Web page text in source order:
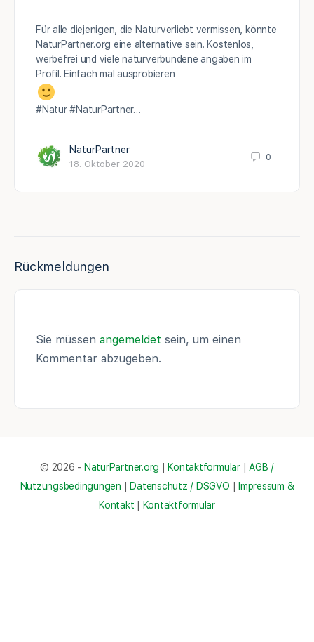
Für alle diejenigen, die Naturverliebt vermissen, könnte
NaturPartner.org eine alternative sein. Kostenlos,
werbefrei und viele naturverbundene angaben im
Profil. Einfach mal ausprobieren
#Natur #NaturPartner…
NaturPartner
18. Oktober 2020
0
Rückmeldungen
Sie müssen angemeldet sein, um einen
Kommentar abzugeben.
© 2026 - NaturPartner.org Kontaktformular| AGB /
Nutzungsbedingungen
Datenschutz / DSGVO
Impressum &
Kontakt
Kontaktformular